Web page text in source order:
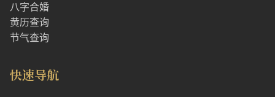
八字合婚
黄历查询
节气查询
快速导航